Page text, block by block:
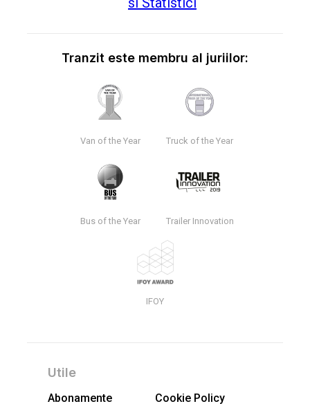
Tranzit este membru al juriilor:
Van of the Year Truck of the Year
Bus of the Year Trailer Innovation
IFOY
Utile
Abonamente
Cookie Policy